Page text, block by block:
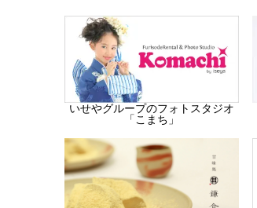
いせやグループのフォトスタジオ
「こまち」